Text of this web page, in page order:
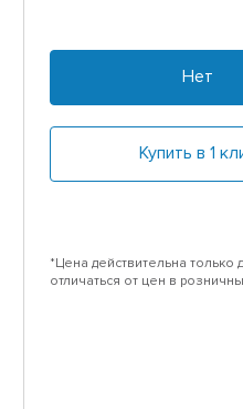
Нет
Купить в 1
*Цена действительна только
отличаться от цен в